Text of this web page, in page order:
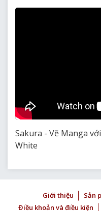
Sakura - Vẽ Manga
White
Giới thiệu Sản
Điều khoản và điều kiện